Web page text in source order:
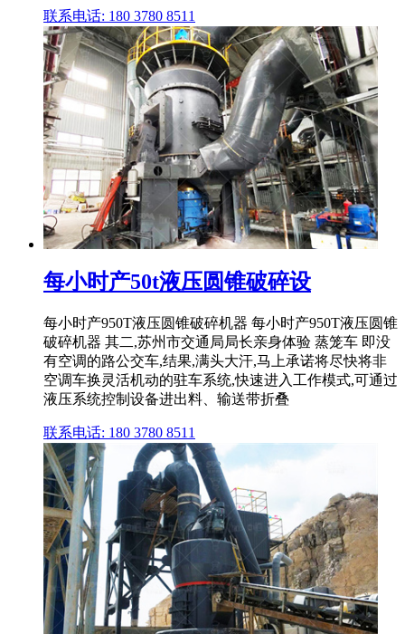
联系电话: 180 3780 8511
每小时产50t液压圆锥破碎设
每小时产950T液压圆锥破碎机器 每小时产950T液压圆锥
破碎机器 其二,苏州市交通局局长亲身体验 蒸笼车 即没
有空调的路公交车,结果,满头大汗,马上承诺将尽快将非
空调车换灵活机动的驻车系统,快速进入工作模式,可通过
液压系统控制设备进出料、输送带折叠
联系电话: 180 3780 8511